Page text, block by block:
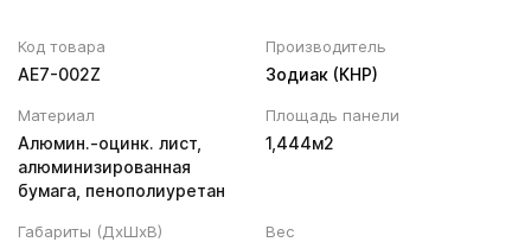
Код товара
AE7-002Z
Производитель
Зодиак (КНР)
Материал
Алюмин.-оцинк. лист,
алюминизированная
бумага, пенополиуретан
Площадь панели
1,444м2
Габариты (ДхШхВ) Вес